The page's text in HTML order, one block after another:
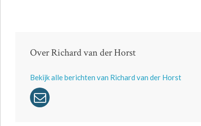
Over Richard van der Horst
Bekijk alle berichten van Richard van der Horst